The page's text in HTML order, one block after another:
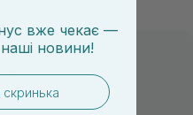
вже чекає —
наші новини!